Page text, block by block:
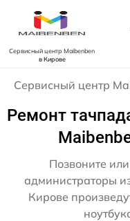
Сервисный центр Maibenben
в Кирове
Сервисный центр
Ремонт
Позвоните
администраторы
Кирове